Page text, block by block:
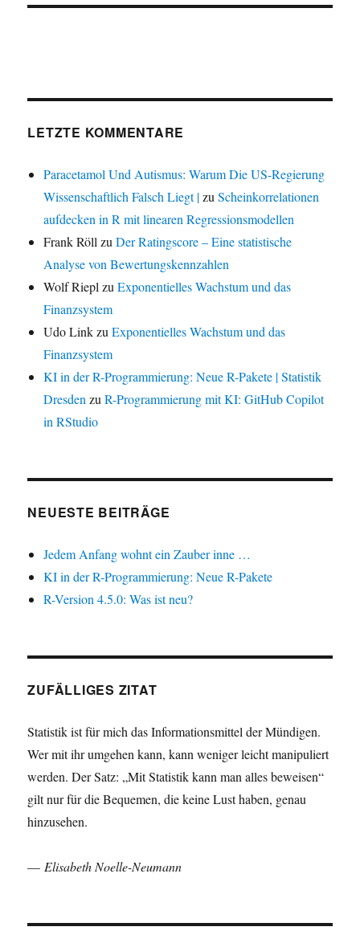
LETZTE KOMMENTARE
Paracetamol Und Autismus: Warum Die US-Regierung
Wissenschaftlich Falsch Liegt |zuScheinkorrelationen
aufdecken in R mit linearen Regressionsmodellen
Frank Röll zuDer Ratingscore – Eine statistische
Analyse von Bewertungskennzahlen
Wolf Riepl zuExponentielles Wachstum und das
Finanzsystem
Udo LinkzuExponentielles Wachstum und das
Finanzsystem
KI in der R-Programmierung: Neue R-Pakete | Statistik
Dresden zuR-Programmierung mit KI: GitHub Copilot
in RStudio
NEUESTE BEITRÄGE
Jedem Anfang wohnt ein Zauber inne …
KI in der R-Programmierung: Neue R-Pakete
R-Version 4.5.0: Was ist neu?
ZUFÄLLIGES ZITAT
Statistik ist für mich das Informationsmittel der Mündigen.
Wer mit ihr umgehen kann, kann weniger leicht manipuliert
werden. Der Satz: „Mit Statistik kann man alles beweisen“
gilt nur für die Bequemen, die keine Lust haben, genau
hinzusehen.
— Elisabeth Noelle-Neumann